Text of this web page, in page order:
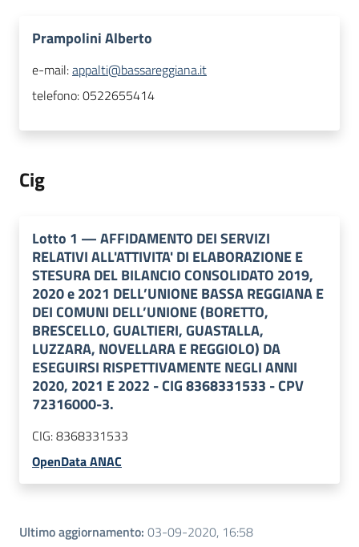
Prampolini Alberto
e-mail:appalti@bassareggiana.it
telefono:0522655414
Cig
Lotto 1 —AFFIDAMENTO DEI SERVIZI
RELATIVI ALL'ATTIVITA' DI ELABORAZIONE E
STESURA DEL BILANCIO CONSOLIDATO 2019,
2020 e 2021 DELL’UNIONE BASSA REGGIANA E
DEI COMUNI DELL’UNIONE (BORETTO,
BRESCELLO, GUALTIERI, GUASTALLA,
LUZZARA, NOVELLARA E REGGIOLO) DA
ESEGUIRSI RISPETTIVAMENTE NEGLI ANNI
2020, 2021 E 2022 - CIG 8368331533 - CPV
72316000-3.
CIG:8368331533
OpenData ANAC
Ultimo aggiornamento: 03-09-2020, 16:58